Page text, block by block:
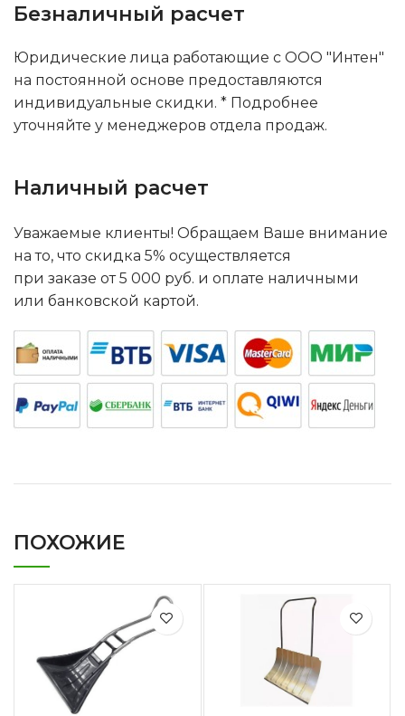
Безналичный расчет
Юридические лица работающие с ООО "Интен"
на постоянной основе предоставляются
индивидуальные скидки. * Подробнее
уточняйте у менеджеров отдела продаж.
Наличный расчет
Уважаемые клиенты! Обращаем Ваше внимание
на то, что скидка 5% осуществляется
при заказе от 5 000 руб. и оплате наличными
или банковской картой.
ПОХОЖИЕ